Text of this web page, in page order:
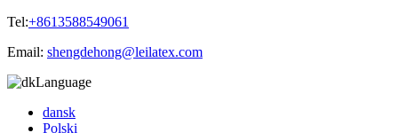
Tel:+8613588549061
Email: shengdehong@leilatex.com
Language
dansk
Polski